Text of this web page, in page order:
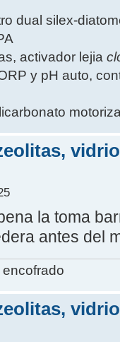
dual silex-
activador lejia
y pH auto,
la toma
antes del